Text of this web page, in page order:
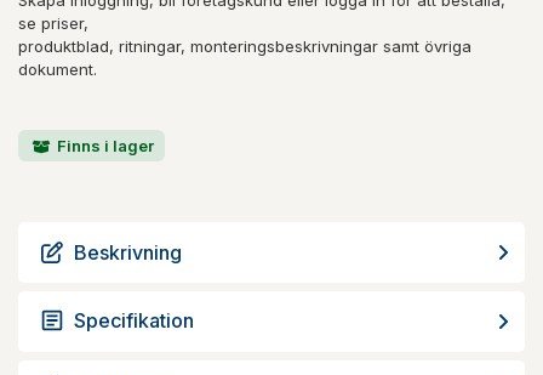
se priser,
produktblad, ritningar, monteringsbeskrivningar samt övriga
dokument.
Finns i lager
Beskrivning
Specifikation